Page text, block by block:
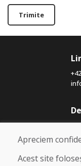
Trimite
Apreciem
Acest site